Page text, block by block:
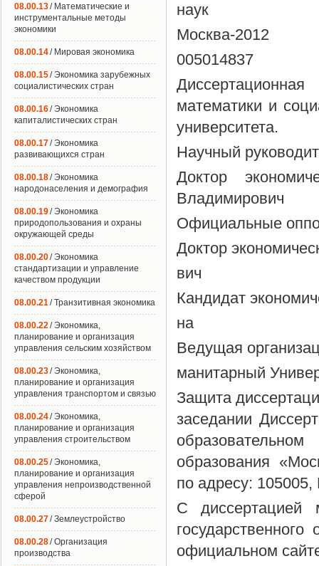
наук
Москва-2012
005014837
математики и
университета.
Научный
Доктор
Владимирович
Официальные
Доктор
вич
Кандидат
на
Ведущая
манитарный
Защита
заседании
образования
по адресу:
С диссертацией
официальном
08.00.13/ Математические и
инструментальные методы
экономики
08.00.14/ Мировая экономика
08.00.15/ Экономика зарубежных
социалистических стран
08.00.16/ Экономика
капиталистических стран
08.00.17/ Экономика
развивающихся стран
08.00.18/ Экономика
народонаселения и демография
08.00.19/ Экономика
природопользования и охраны
окружающей среды
08.00.20/ Экономика
стандартизации и управление
качеством продукции
08.00.21/ Транзитивная экономика
08.00.22/ Экономика,
планирование и организация
управления сельским хозяйством
08.00.23/ Экономика,
планирование и организация
управления транспортом и связью
08.00.24/ Экономика,
планирование и организация
управления строительством
08.00.25/ Экономика,
планирование и организация
управления непроизводственной
сферой
08.00.27/ Землеустройство
08.00.28/ Организация
производства